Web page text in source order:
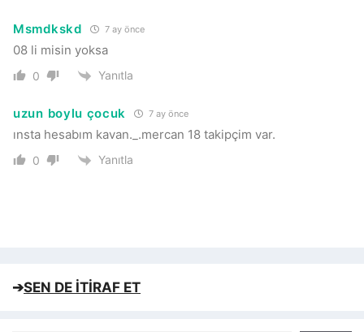
Msmdkskd 7 ay önce
08 li misin yoksa
0 Yanıtla
uzun boylu çocuk 7 ay önce
ınsta hesabım kavan._.mercan 18 takipçim var.
0 Yanıtla
➔SEN DE İTİRAF ET